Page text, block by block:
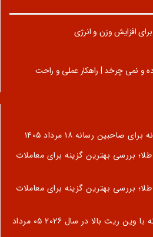
افزایش وزن و انرژی
و نمی چرخد | راهکار عملی و راحت
برای صاحبین رسانه ۱۸ مرداد ۱۴۰۵
بررسی بهترین گزینه برای معاملات
بررسی بهترین گزینه برای معاملات
۰۵ مرداد